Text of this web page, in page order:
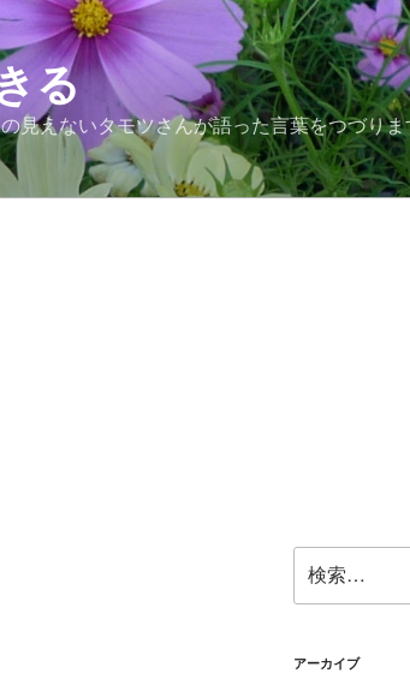
る
見えないタモツさんが語った言葉をつづりま
索:
アーカイブ